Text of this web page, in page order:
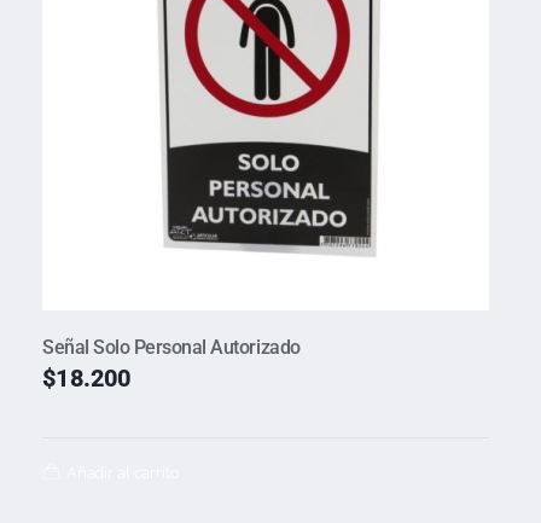
Señal Solo Personal Autorizado
$18.200